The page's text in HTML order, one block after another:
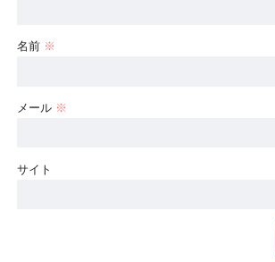
名前 ※
メール ※
サイト